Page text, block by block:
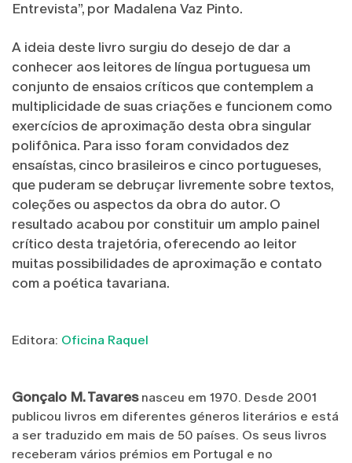
Entrevista”, por Madalena Vaz Pinto.
A ideia deste livro surgiu do desejo de dar a
conhecer aos leitores de língua portuguesa um
conjunto de ensaios críticos que contemplem a
multiplicidade de suas criações e funcionem como
exercícios de aproximação desta obra singular
polifônica. Para isso foram convidados dez
ensaístas, cinco brasileiros e cinco portugueses,
que puderam se debruçar livremente sobre textos,
coleções ou aspectos da obra do autor. O
resultado acabou por constituir um amplo painel
crítico desta trajetória, oferecendo ao leitor
muitas possibilidades de aproximação e contato
com a poética tavariana.
Editora: Oficina Raquel
Gonçalo M. Tavares nasceu em 1970. Desde 2001
publicou livros em diferentes géneros literários e está
a ser traduzido em mais de 50 países. Os seus livros
receberam vários prémios em Portugal e no